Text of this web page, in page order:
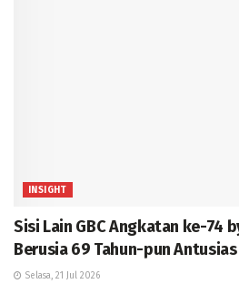
INSIGHT
Sisi Lain GBC Angkatan ke-74
Berusia 69 Tahun-pun
Selasa, 21 Jul 2026